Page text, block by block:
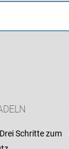
Schritte zum